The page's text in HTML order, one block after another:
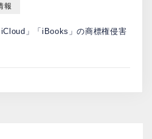
報
iCloud」「iBooks」の商標権侵害